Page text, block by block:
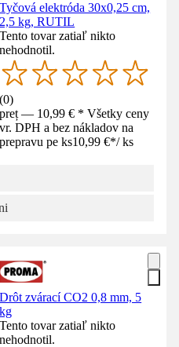
Tyčová elektróda 30x0,25 cm,
2,5 kg, RUTIL
Tento tovar zatiaľ nikto
nehodnotil.
(0)
preț — 10,99 € * Všetky ceny
vr. DPH a bez nákladov na
prepravu pe ks10,99 €*/ ks
Drôt zvárací CO2 0,8 mm, 5
kg
Tento tovar zatiaľ nikto
nehodnotil.